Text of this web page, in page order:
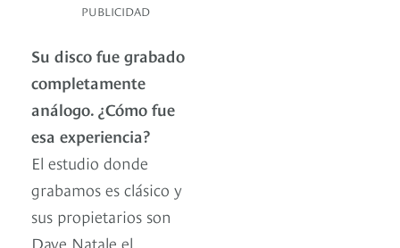
PUBLICIDAD
Su disco fue grabado
completamente
análogo. ¿Cómo fue
esa experiencia?
El estudio donde
grabamos es clásico y
sus propietarios son
Dave Natale el